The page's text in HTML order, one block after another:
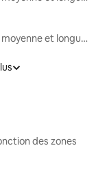
Locations moyenne et longue durée
des zones